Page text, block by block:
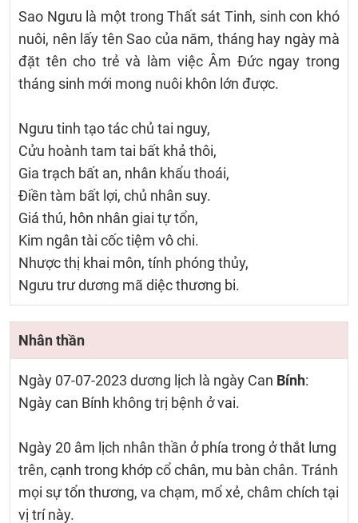
Sao Ngưu là một trong Thất sát Tinh, sinh con khó
nuôi, nên lấy tên Sao của năm, tháng hay ngày mà
đặt tên cho trẻ và làm việc Âm Đức ngay trong
tháng sinh mới mong nuôi khôn lớn được.
Ngưu tinh tạo tác chủ tai nguy,
Cửu hoành tam tai bất khả thôi,
Gia trạch bất an, nhân khẩu thoái,
Điền tàm bất lợi, chủ nhân suy.
Giá thú, hôn nhân giai tự tổn,
Kim ngân tài cốc tiệm vô chi.
Nhược thị khai môn, tính phóng thủy,
Ngưu trư dương mã diệc thương bi.
Nhân thần
Ngày 07-07-2023 dương lịch là ngày Can Bính:
Ngày can Bính không trị bệnh ở vai.
Ngày 20 âm lịch nhân thần ở phía trong ở thắt lưng
trên, cạnh trong khớp cổ chân, mu bàn chân. Tránh
mọi sự tổn thương, va chạm, mổ xẻ, châm chích tại
vị trí này.